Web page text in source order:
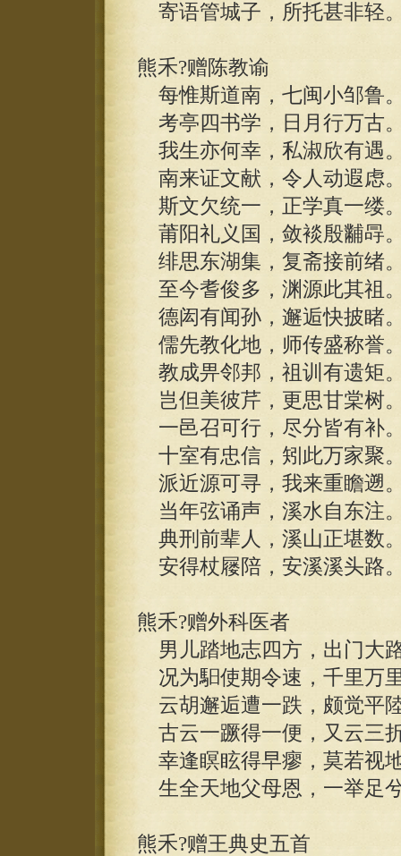
寄语管城子，所托甚非轻
熊禾?赠陈教谕
每惟斯道南，七闽小邹鲁
考亭四书学，日月行万古
我生亦何幸，私淑欣有遇
南来证文献，令人动遐虑
斯文欠统一，正学真一缕
莆阳礼义国，敛裧殷黼冔
绯思东湖集，复斋接前绪
至今耆俊多，渊源此其祖
德闳有闻孙，邂逅快披睹
儒先教化地，师传盛称誉
教成畀邻邦，祖训有遗矩
岂但美彼芹，更思甘棠树
一邑召可行，尽分皆有补
十室有忠信，矧此万家聚
派近源可寻，我来重瞻遡
当年弦诵声，溪水自东注
典刑前辈人，溪山正堪数
安得杖屦陪，安溪溪头路
熊禾?赠外科医者
男儿踏地志四方，出门大
况为馹使期令速，千里万
云胡邂逅遭一跌，颇觉平
古云一蹶得一便，又云三
幸逢瞑眩得早瘳，莫若视
生全天地父母恩，一举足
熊禾?赠王典史五首